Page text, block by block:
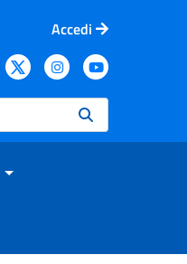
Accedi